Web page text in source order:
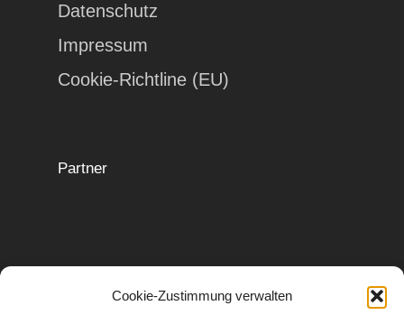
Cookie-Zustimmung verwalten
Datenschutz
Impressum
Cookie-Richtline (EU)
Partner